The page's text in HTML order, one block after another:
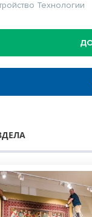
Технологии